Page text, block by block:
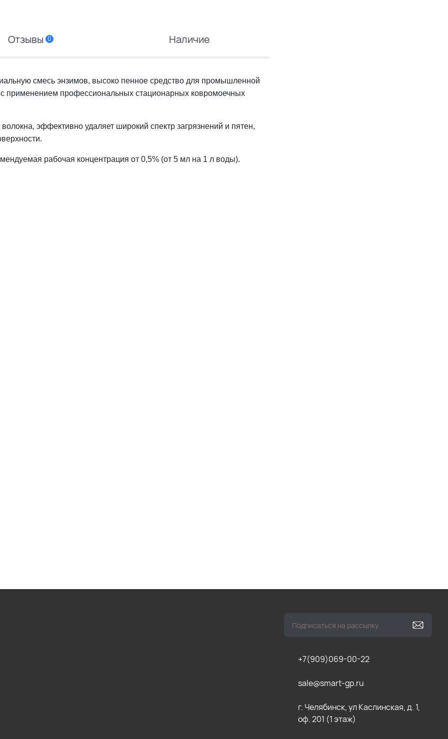
Отзывы 0 Наличие
смесь энзимов, высоко пенное средство для промышленной
применением профессиональных стационарных ковромоечных
эффективно удаляет широкий спектр загрязнений и пятен,
рабочая концентрация от 0,5% (от 5 мл на 1 л воды).
+7(909)069-00-22
sale@smart-gp.ru
г. Челябинск, ул Каслинская, д. 1,
оф. 201 (1 этаж)